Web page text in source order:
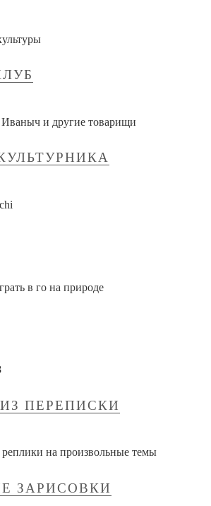
и другие товарищи
в го на природе
ПЕРЕПИСКИ
на произвольные темы
ЗАРИСОВКИ